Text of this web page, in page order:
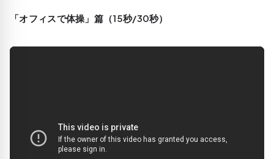
「オフィスで体操」篇（15秒/30秒）